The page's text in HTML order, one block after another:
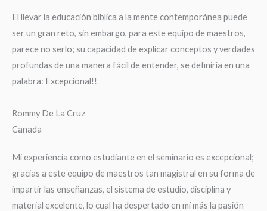
El llevar la educación bíblica a la mente contemporánea puede
ser un gran reto, sin embargo, para este equipo de maestros,
parece no serlo; su capacidad de explicar conceptos y verdades
profundas de una manera fácil de entender, se definiría en una
palabra: Excepcional!!
Rommy De La Cruz
Canada
Mi experiencia como estudiante en el seminario es excepcional;
gracias a este equipo de maestros tan magistral en su forma de
impartir las enseñanzas, el sistema de estudio, disciplina y
material excelente, lo cual ha despertado en mí más la pasión